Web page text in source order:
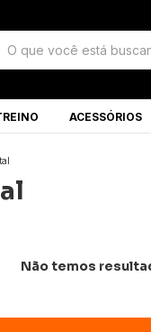
ACESSÓRIOS
Não temos